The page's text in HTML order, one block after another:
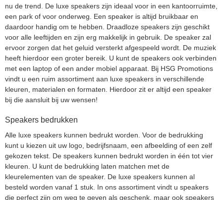
nu de trend. De luxe speakers zijn ideaal voor in een kantoorruimte,
een park of voor onderweg. Een speaker is altijd bruikbaar en
daardoor handig om te hebben. Draadloze speakers zijn geschikt
voor alle leeftijden en zijn erg makkelijk in gebruik. De speaker zal
ervoor zorgen dat het geluid versterkt afgespeeld wordt. De muziek
heeft hierdoor een groter bereik. U kunt de speakers ook verbinden
met een laptop of een ander mobiel apparaat. Bij HSG Promotions
vindt u een ruim assortiment aan luxe speakers in verschillende
kleuren, materialen en formaten. Hierdoor zit er altijd een speaker
bij die aansluit bij uw wensen!
Speakers bedrukken
Alle luxe speakers kunnen bedrukt worden. Voor de bedrukking
kunt u kiezen uit uw logo, bedrijfsnaam, een afbeelding of een zelf
gekozen tekst. De speakers kunnen bedrukt worden in één tot vier
kleuren. U kunt de bedrukking laten matchen met de
kleurelementen van de speaker. De luxe speakers kunnen al
besteld worden vanaf 1 stuk. In ons assortiment vindt u speakers
die perfect zijn om weg te geven als geschenk, maar ook speakers